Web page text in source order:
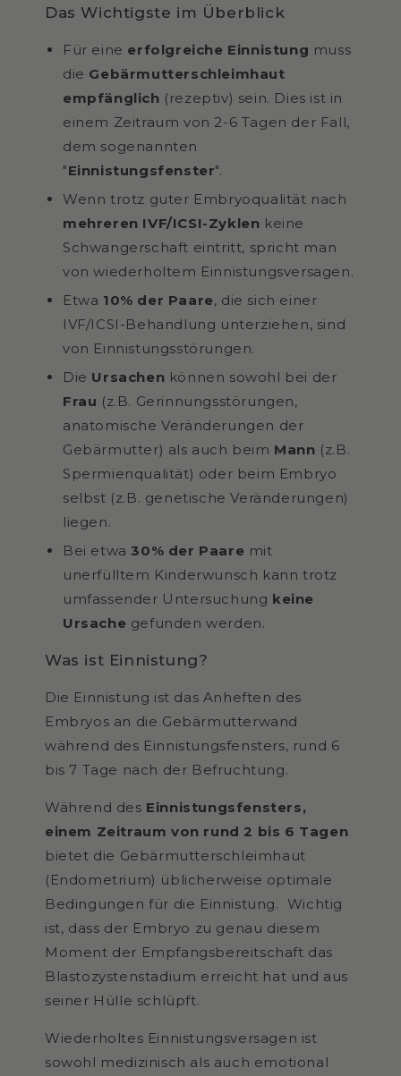
Das Wichtigste im Überblick
Für eine erfolgreiche Einnistung muss
die Gebärmutterschleimhaut
empfänglich (rezeptiv) sein. Dies ist in
einem Zeitraum von 2-6 Tagen der Fall,
dem sogenannten
"Einnistungsfenster".
Wenn trotz guter Embryoqualität nach
mehreren IVF/ICSI-Zyklen keine
Schwangerschaft eintritt, spricht man
von wiederholtem Einnistungsversagen.
Etwa 10% der Paare, die sich einer
IVF/ICSI-Behandlung unterziehen, sind
von Einnistungsstörungen.
Die Ursachen können sowohl bei der
Frau (z.B. Gerinnungsstörungen,
anatomische Veränderungen der
Gebärmutter) als auch beim Mann (z.B.
Spermienqualität) oder beim Embryo
selbst (z.B. genetische Veränderungen)
liegen.
Bei etwa 30% der Paare mit
unerfülltem Kinderwunsch kann trotz
umfassender Untersuchung keine
Ursache gefunden werden.
Was ist Einnistung?
Die Einnistung ist das Anheften des
Embryos an die Gebärmutterwand
während des Einnistungsfensters, rund 6
bis 7 Tage nach der Befruchtung.
Während des Einnistungsfensters,
einem Zeitraum von rund 2 bis 6 Tagen
bietet die Gebärmutterschleimhaut
(Endometrium) üblicherweise optimale
Bedingungen für die Einnistung. Wichtig
ist, dass der Embryo zu genau diesem
Moment der Empfangsbereitschaft das
Blastozystenstadium erreicht hat und aus
seiner Hülle schlüpft.
Wiederholtes Einnistungsversagen ist
sowohl medizinisch als auch emotional